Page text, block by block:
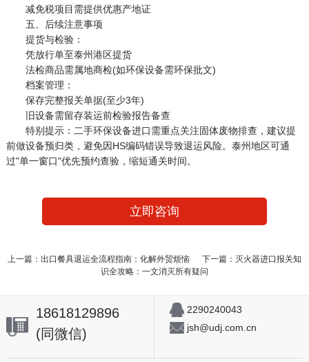
减免税项目需提供优惠产地证
五、后续注意事项
提货与检验：
凭放行单至泰州港区提货
法检商品需属地商检(如环保设备需环保批文)
档案管理：
保存完整报关单据(至少3年)
旧设备需留存装运前检验报告备查
特别提示：二手环保设备进口需重点关注固体废物排查，建议提
前做设备预归类，避免因HS编码错误导致退运风险。泰州地区可通
过"单一窗口"优先预约查验，缩短通关时间。
立即咨询
上一篇：出口餐具退运全流程指南：化解外贸烦恼
下一篇：灭火器进口报关知
识全攻略：一文消灭所有疑问
18618129896
(同微信)
2290240043
jsh@udj.com.cn